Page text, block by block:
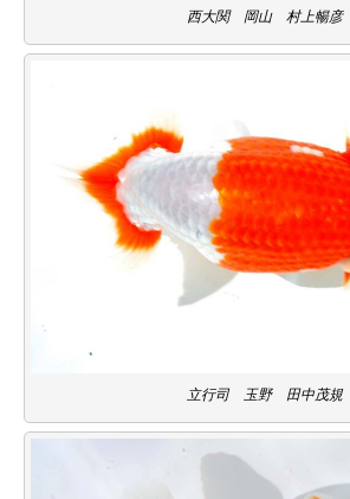
西大関 岡山 村上暢彦
立行司 玉野 田中茂規